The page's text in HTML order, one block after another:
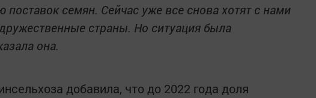
поставок семян. Сейчас уже все снова хотят с нами
страны. Но ситуация была
она.
добавила, что до 2022 года доля